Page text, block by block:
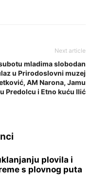
Next article
mladima slobodan
u Prirodoslovni muzej
AM Narona, Jamu
u Predolcu i Etno kuću Ilić
plovila i
s plovnog puta